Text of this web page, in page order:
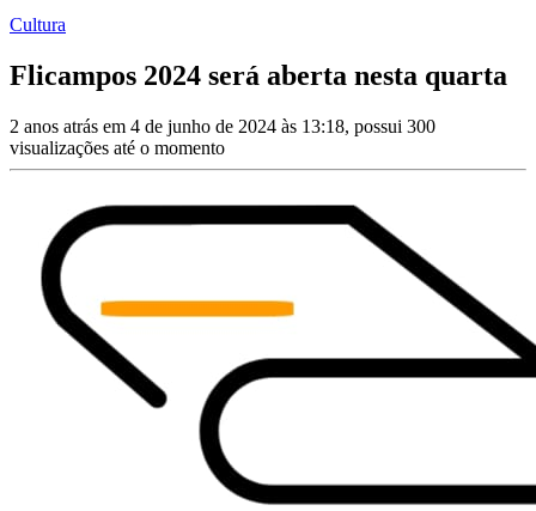
Cultura
Flicampos 2024 será aberta nesta quarta
2 anos atrás em 4 de junho de 2024 às 13:18, possui 300
visualizações até o momento